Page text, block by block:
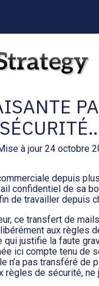
à jour 24 octobre
depuis
confidentiel de sa
de travailler depuis
ce transfert de
aux règles
qui justifie la faute
ici compte tenu de
n’a pas transféré de
règles de sécurité,